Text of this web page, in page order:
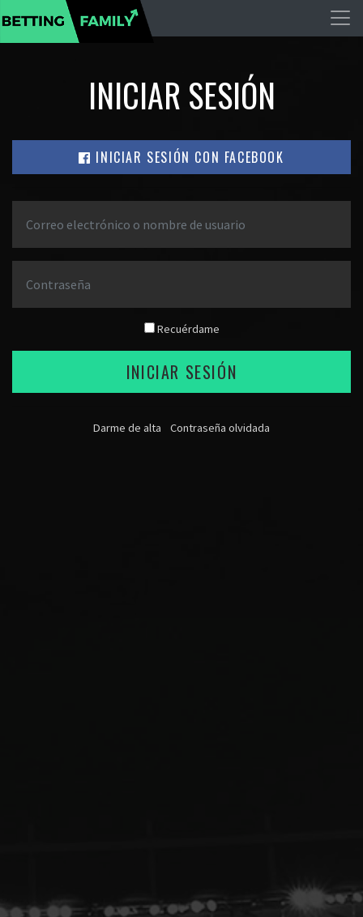
INICIAR SESIÓN
INICIAR SESIÓN CON FACEBOOK
Recuérdame
INICIAR SESIÓN
Darme de alta Contraseña olvidada